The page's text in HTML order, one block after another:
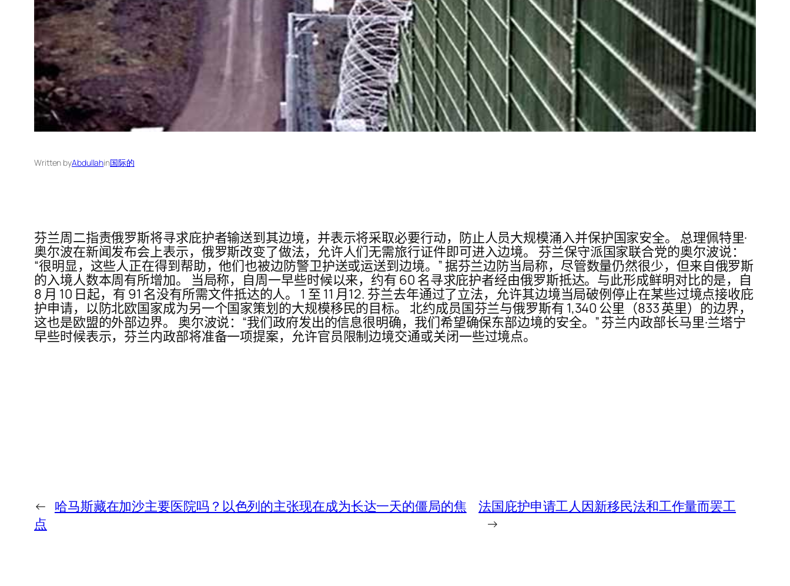
Written byAbdullahin国际的
芬兰周二指责俄罗斯将寻求庇护者输送到其边境，并表示将采取必要行动，防止人员大规模涌入并保护国家安全。 总理佩特里·
奥尔波在新闻发布会上表示，俄罗斯改变了做法，允许人们无需旅行证件即可进入边境。 芬兰保守派国家联合党的奥尔波说：
“很明显，这些人正在得到帮助，他们也被边防警卫护送或运送到边境。” 据芬兰边防当局称，尽管数量仍然很少，但来自俄罗斯
的入境人数本周有所增加。 当局称，自周一早些时候以来，约有 60 名寻求庇护者经由俄罗斯抵达。与此形成鲜明对比的是，自
8 月 10 日起，有 91 名没有所需文件抵达的人。 1 至 11 月12. 芬兰去年通过了立法，允许其边境当局破例停止在某些过境点接收庇
护申请，以防北欧国家成为另一个国家策划的大规模移民的目标。 北约成员国芬兰与俄罗斯有 1,340 公里（833 英里）的边界，
这也是欧盟的外部边界。 奥尔波说：“我们政府发出的信息很明确，我们希望确保东部边境的安全。” 芬兰内政部长马里·兰塔宁
早些时候表示，芬兰内政部将准备一项提案，允许官员限制边境交通或关闭一些过境点。
← 哈马斯藏在加沙主要医院吗？以色列的主张现在成为长达一天的僵局的焦
点
法国庇护申请工人因新移民法和工作量而罢工
→